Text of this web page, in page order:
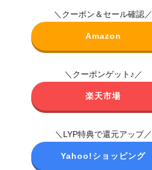
＼クーポン＆セール確認／
Amazon
＼クーポンゲット♪／
楽天市場
＼LYP特典で還元アップ／
Yahoo!ショッピング